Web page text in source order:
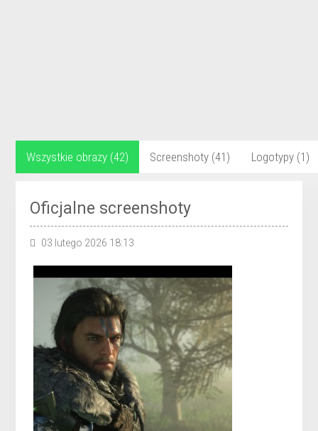
Wszystkie obrazy (42) Screenshoty (41) Logotypy (1)
Oficjalne screenshoty
03 lutego 2026 18:13